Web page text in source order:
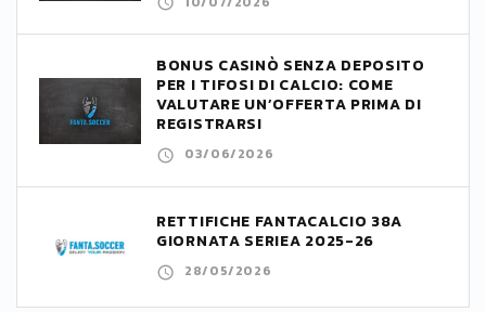
BONUS CASINÒ SENZA DEPOSITO
PER I TIFOSI DI CALCIO: COME
VALUTARE UN’OFFERTA PRIMA DI
REGISTRARSI
03/06/2026
RETTIFICHE FANTACALCIO 38A
GIORNATA SERIEA 2025-26
28/05/2026